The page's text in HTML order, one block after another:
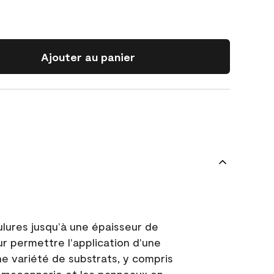
Ajouter au panier
jusqu’à une épaisseur de
permettre l'application d'une
variété de substrats, y compris